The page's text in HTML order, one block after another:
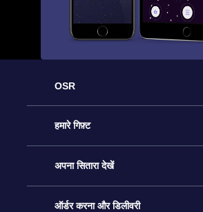
OSR
ग्राहक सेवा
हमसे संपर्क करें
ब्लॉग
हमारे गिफ़्ट
ऑनलाइन स्टार गिफ़्ट
OSR गिफ़्ट पैक
अपना सितारा देखें
स्टार रजिस्टर
ऑर्डर करना और डिलीवरी